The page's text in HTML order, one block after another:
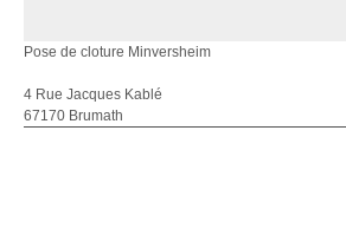
Pose de cloture Minversheim
4 Rue Jacques Kablé
67170 Brumath